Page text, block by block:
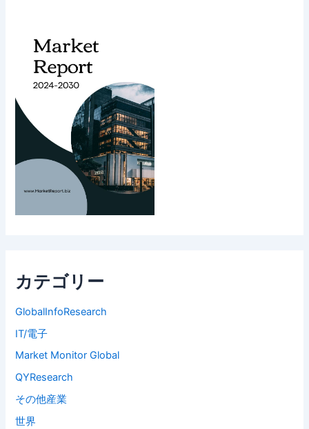
カテゴリー
GlobalInfoResearch
IT/電子
Market Monitor Global
QYResearch
その他産業
世界